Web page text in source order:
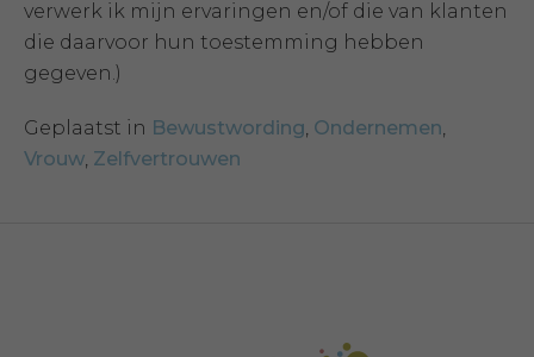
verwerk ik mijn ervaringen en/of die van klanten
die daarvoor hun toestemming hebben
gegeven.)
Geplaatst in Bewustwording, Ondernemen,
Vrouw, Zelfvertrouwen